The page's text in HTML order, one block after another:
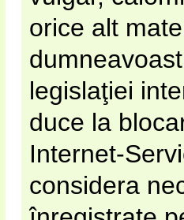
orice alt
legislaţiei
duce la
Internet-
considera